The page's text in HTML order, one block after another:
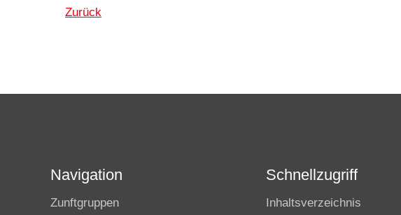
Zurück
Navigation
Zunftgruppen
Schnellzugriff
Inhaltsverzeichnis